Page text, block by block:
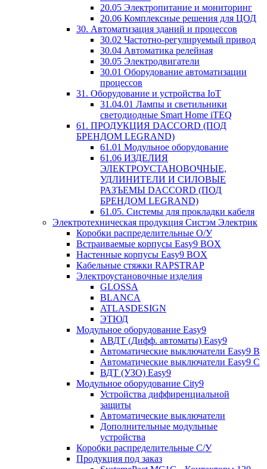
20.05 Электропитание и мониторинг
20.06 Комплексные решения для ЦОД
30. Автоматизация зданий и процессов
30.02 Частотно-регулируемый привод
30.04 Автоматика релейная
30.05 Электродвигатели
30.01 Оборудование автоматизации
процессов
31. Оборудование и устройства IoT
31.04.01 Лампы и светильники
светодиодные Smart Home iTEQ
61. ПРОДУКЦИЯ DACCORD (ПОД
БРЕНДОМ LEGRAND)
61.01 Модульное оборудование
61.06 ИЗДЕЛИЯ
ЭЛЕКТРОУСТАНОВОЧНЫЕ,
УДЛИНИТЕЛИ И СИЛОВЫЕ
РАЗЪЕМЫ DACCORD (ПОД
БРЕНДОМ LEGRAND)
61.05. Системы для прокладки кабеля
Электротехническая продукция Систэм Электрик
Коробки распределительные О/У
Встраиваемые корпусы Easy9 BOX
Настенные корпусы Easy9 BOX
Кабельные стяжки RAPSTRAP
Электроустановочные изделия
GLOSSA
BLANCA
ATLASDESIGN
ЭТЮД
Модульное оборудование Easy9
АВДТ (Дифф. автоматы) Easy9
Автоматические выключатели Easy9 В
Автоматические выключатели Easy9 С
ВДТ (УЗО) Easy9
Модульное оборудование City9
Устройства диффиренциальной
защиты
Автоматические выключатели
Дополнительные модульные
устройства
Коробки распределительные C/У
Продукция под заказ